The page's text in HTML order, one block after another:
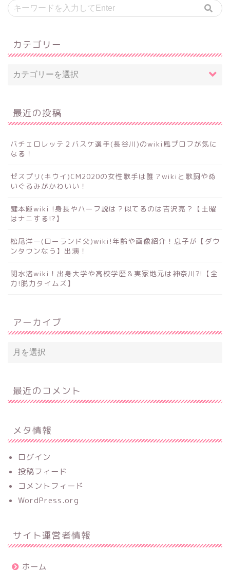
カテゴリー
最近の投稿
バチェロレッテ２バスケ選手(長谷川)のwiki風プロフが気に
なる！
ゼスプリ(キウイ)CM2020の女性歌手は誰？wikiと歌詞やぬ
いぐるみがかわいい！
鍵本輝wiki !身長やハーフ説は？似てるのは吉沢亮？【土曜
はナニする!?】
松尾洋一(ローランド父)wiki!年齢や画像紹介！息子が【ダウ
ンタウンなう】出演！
関水渚wiki！出身大学や高校学歴＆実家地元は神奈川?!【全
力!脱力タイムズ】
アーカイブ
最近のコメント
メタ情報
ログイン
投稿フィード
コメントフィード
WordPress.org
サイト運営者情報
ホーム